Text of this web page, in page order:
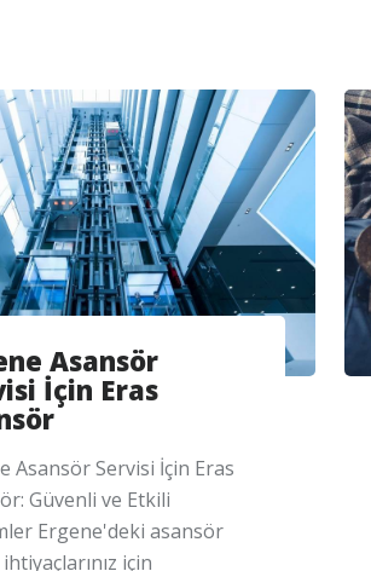
Asansör
İçin Eras
Asansör Servisi İçin Eras
Güvenli ve Etkili
Ergene'deki asansör
için